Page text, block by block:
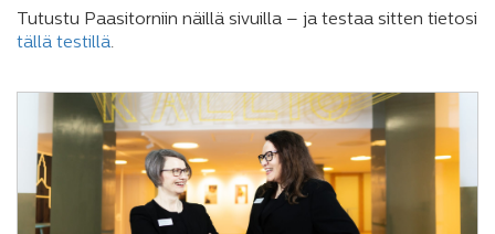
Tutustu Paasitorniin näillä sivuilla – ja testaa sitten tietosi
tällä testillä.